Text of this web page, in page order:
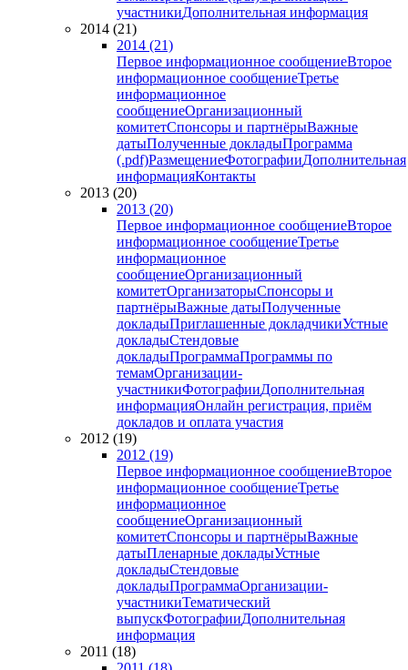
участникиДополнительная информация
2014 (21)
2014 (21)
Первое информационное сообщениеВторое
информационное сообщениеТретье
информационное
сообщениеОрганизационный
комитетСпонсоры и партнёрыВажные
датыПолученные докладыПрограмма
(.pdf)РазмещениеФотографииДополнительная
информацияКонтакты
2013 (20)
2013 (20)
Первое информационное сообщениеВторое
информационное сообщениеТретье
информационное
сообщениеОрганизационный
комитетОрганизаторыСпонсоры и
партнёрыВажные датыПолученные
докладыПриглашенные докладчикиУстные
докладыСтендовые
докладыПрограммаПрограммы по
темамОрганизации-
участникиФотографииДополнительная
информацияОнлайн регистрация, приём
докладов и оплата участия
2012 (19)
2012 (19)
Первое информационное сообщениеВторое
информационное сообщениеТретье
информационное
сообщениеОрганизационный
комитетСпонсоры и партнёрыВажные
датыПленарные докладыУстные
докладыСтендовые
докладыПрограммаОрганизации-
участникиТематический
выпускФотографииДополнительная
информация
2011 (18)